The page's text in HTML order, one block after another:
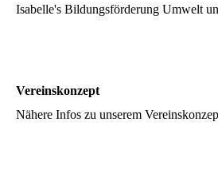
Isabelle's Bildungsförderung Umwelt
Vereinskonzept
Nähere Infos zu unserem